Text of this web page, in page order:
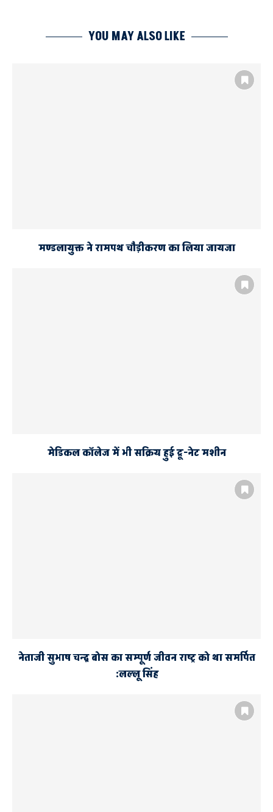
YOU MAY ALSO LIKE
मण्डलायुक्त ने रामपथ चौड़ीकरण का लिया जायजा
मेडिकल कॉलेज में भी सक्रिय हुई ट्रू-नेट मशीन
नेताजी सुभाष चन्द्र बोस का सम्पूर्ण जीवन राष्ट्र को था समर्पित
:लल्लू सिंह